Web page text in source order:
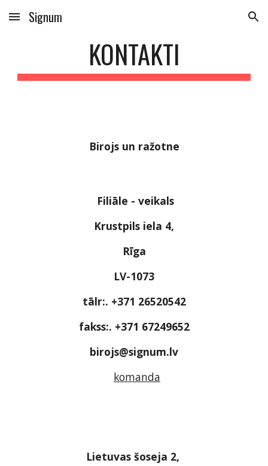
Skip to main content Skip to navigation
Signum
KONTAKTI
Birojs un ražotne
Filiāle - veikals
Krustpils iela 4,
Rīga
LV-1073
tālr:. +371 26520542
fakss:. +371 67249652
birojs@signum.lv
komanda
Lietuvas šoseja 2,